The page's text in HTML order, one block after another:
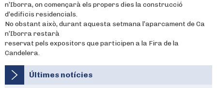
n’Iborra, on començarà els propers dies la construcció
d’edificis residencials.
No obstant això, durant aquesta setmana l’aparcament de Ca
n’Iborra restarà
reservat pels expositors que participen a la Fira de la
Candelera.
Últimes notícies